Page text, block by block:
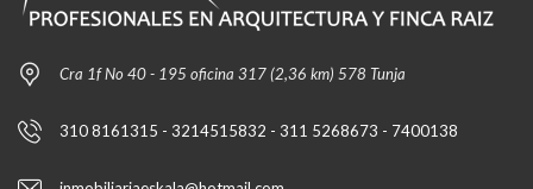
Cra 1f No 40 - 195 oficina 317 (2,36 km) 578 Tunja
310 8161315 - 3214515832 - 311 5268673 - 7400138